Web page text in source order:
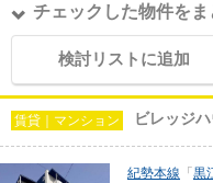
チェックした物件をま
検討リストに追加
賃貸｜マンション ビレッジ
紀勢本線 「 黒